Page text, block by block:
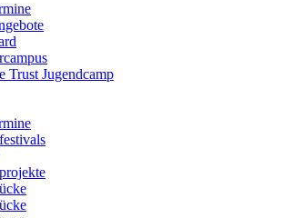
Trust Jugendcamp